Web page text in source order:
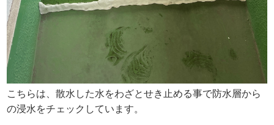
こちらは、散水した水をわざとせき止める事で防水層から
の浸水をチェックしています。